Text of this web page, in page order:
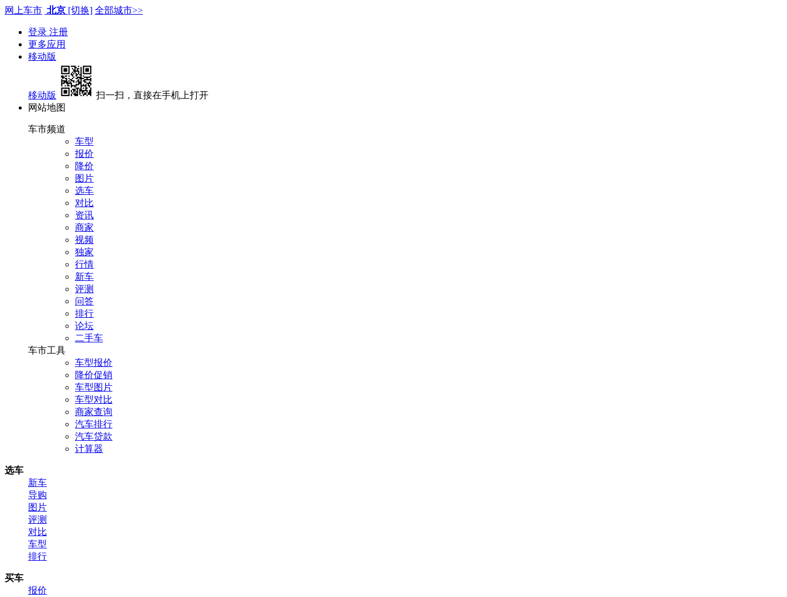
网上车市 北京 [切换] 全部城市>>
登录 注册
更多应用
移动版
移动版
扫一扫，直接在手机上打开
网站地图
车市频道
车型
报价
降价
图片
选车
对比
资讯
商家
视频
独家
行情
新车
评测
问答
排行
论坛
二手车
车市工具
车型报价
降价促销
车型图片
车型对比
商家查询
汽车排行
汽车贷款
计算器
选车
新车
导购
图片
评测
对比
车型
排行
买车
报价